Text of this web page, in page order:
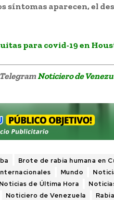
síntomas aparecen, el
para covid-19 en
Noticiero de
Brote de rabia humana en
Mundo
Noticias de Última Hora
Noticiero de Venezuela